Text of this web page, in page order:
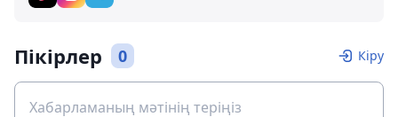
Пікірлер 0 Кіру